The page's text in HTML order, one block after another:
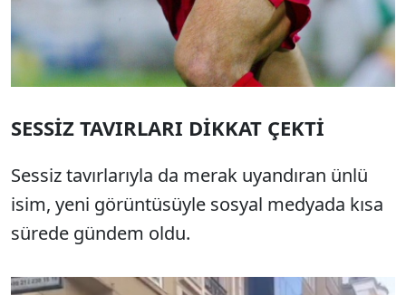
SESSİZ TAVIRLARI DİKKAT ÇEKTİ
Sessiz tavırlarıyla da merak uyandıran ünlü
isim, yeni görüntüsüyle sosyal medyada kısa
sürede gündem oldu.